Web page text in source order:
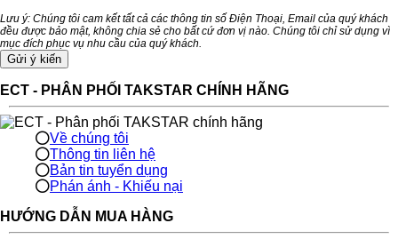
Lưu ý: Chúng tôi cam kết tất cả các thông tin số Điện Thoại, Email của quý khách
đều được bảo mật, không chia sẻ cho bất cứ đơn vị nào. Chúng tôi chỉ sử dụng vì
mục đích phục vụ nhu cầu của quý khách.
ECT - PHÂN PHỐI TAKSTAR CHÍNH HÃNG
Về chúng tôi
Thông tin liên hệ
Bản tin tuyển dụng
Phán ánh - Khiếu nại
HƯỚNG DẪN MUA HÀNG